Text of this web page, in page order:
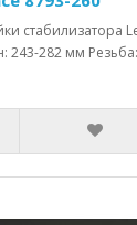
стабилизатора
243-282 мм